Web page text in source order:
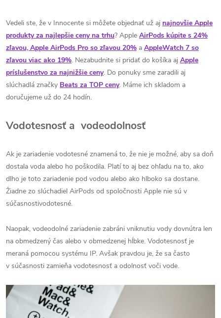
Vedeli ste, že v Innocente si môžete objednať už aj najnovšie Apple
produkty za najlepšie ceny na trhu? Apple AirPods kúpite s 24%
zľavou, Apple AirPods Pro so zľavou 20% a AppleWatch 7 so
zľavou viac ako 19%. Nezabudnite si pridať do košíka aj Apple
príslušenstvo za najnižšie ceny. Do ponuky sme zaradili aj
slúchadlá značky Beats za TOP ceny. Máme ich skladom a
doručujeme už do 24 hodín.
Vodotesnosť a vodeodolnosť
Ak je zariadenie vodotesné znamená to, že nie je možné, aby sa doň
dostala voda alebo ho poškodila. Platí to aj bez ohľadu na to, ako
dlho je toto zariadenie pod vodou alebo ako hlboko sa dostane.
Žiadne zo slúchadiel AirPods od spoločnosti Apple nie sú v
súčasnostivodotesné.
Naopak, vodeodolné zariadenie zabráni vniknutiu vody dovnútra len
na obmedzený čas alebo v obmedzenej hĺbke. Vodotesnosť je
meraná pomocou systému IP. Avšak pravdou je, že sa často
v súčasnosti zamieňa vodotesnosť a odolnosť voči vode.